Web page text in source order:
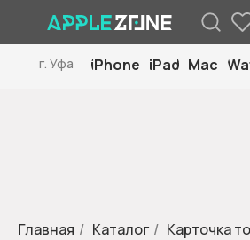
iPhone iPad Mac
г. Уфа
Главная / Каталог / Карточка